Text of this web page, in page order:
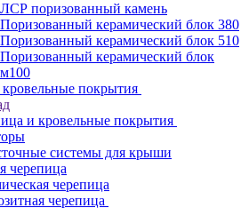
ЛСР поризованный камень
Поризованный керамический блок 380
Поризованный керамический блок 510
Поризованный керамический блок
м100
покрытия
и кровельные покрытия
системы для крыши
черепица
черепица
черепица